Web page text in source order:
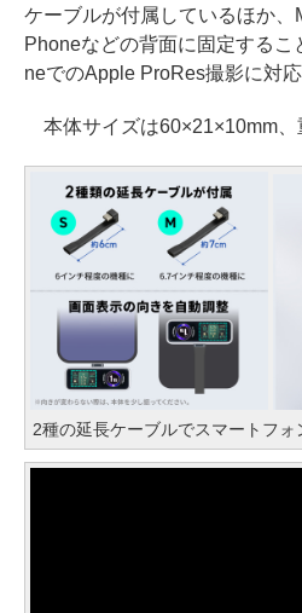
ケーブルが付属しているほか
Phoneなどの背面に固定する
neでのApple ProRes撮影に対応
本体サイズは60×21×10mm、
2種の延長ケーブルでスマートフォ